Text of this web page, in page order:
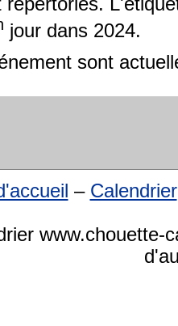
jour dans 2024.
sont
– Calendrier
www.chouette-